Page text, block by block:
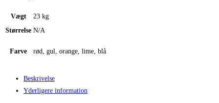
Vægt
23 kg
Størrelse N/A
Farve rød, gul, orange, lime, blå
Beskrivelse
Yderligere information